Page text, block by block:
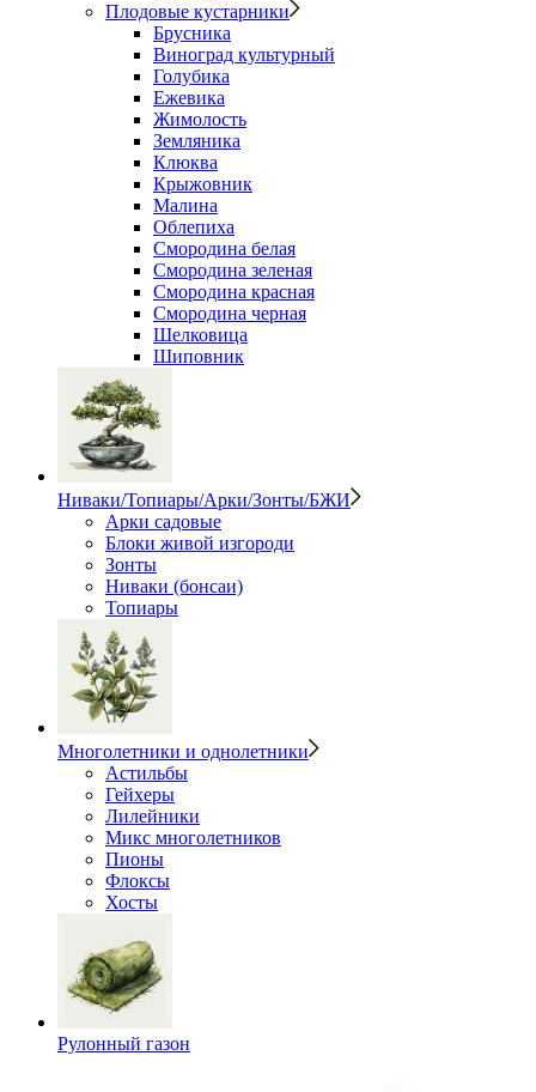
Плодовые кустарники
Брусника
Виноград культурный
Голубика
Ежевика
Жимолость
Земляника
Клюква
Крыжовник
Малина
Облепиха
Смородина белая
Смородина зеленая
Смородина красная
Смородина черная
Шелковица
Шиповник
Ниваки/Топиары/Арки/Зонты/БЖИ
Арки садовые
Блоки живой изгороди
Зонты
Ниваки (бонсаи)
Топиары
Многолетники и однолетники
Астильбы
Гейхеры
Лилейники
Микс многолетников
Пионы
Флоксы
Хосты
Рулонный газон